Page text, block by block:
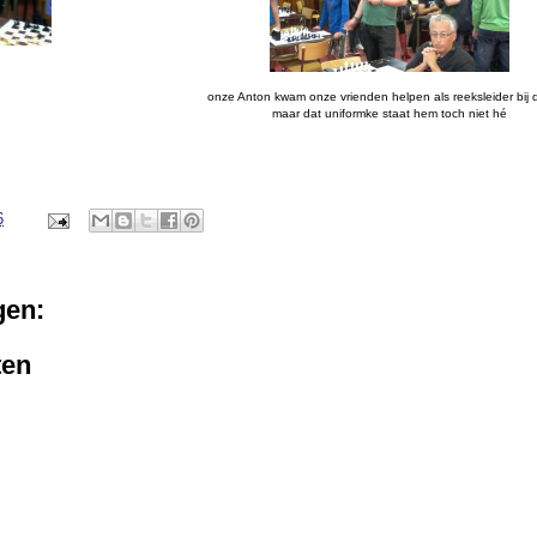
onze Anton kwam onze vrienden helpen als reeksleider bij
maar dat uniformke staat hem toch niet hé